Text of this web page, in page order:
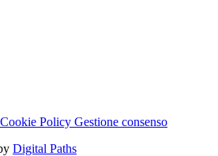
Cookie Policy Gestione consenso
Digital Paths